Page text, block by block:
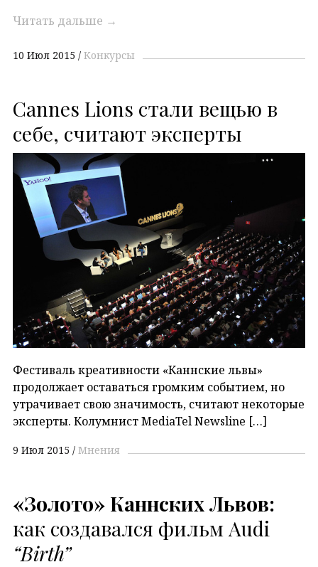
Читать дальше →
10 Июл 2015 Конкурсы
Cannes Lions стали вещью в
себе, считают эксперты
Фестиваль креативности «Каннские львы»
продолжает оставаться громким событием, но
утрачивает свою значимость, считают некоторые
эксперты. Колумнист MediaTel Newsline […]
9 Июл 2015 Мнения
«Золото» Каннских Львов:
как создавался фильм Audi
“Birth”